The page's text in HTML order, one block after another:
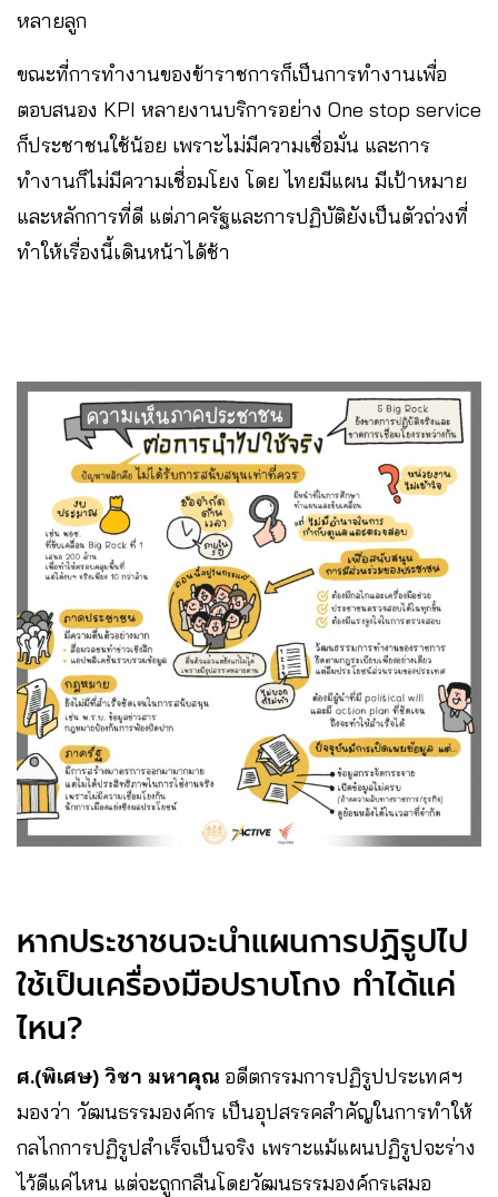
หลายลูก
ขณะที่การทำงานของข้าราชการก็เป็นการทำงานเพื่อ
ตอบสนอง KPI หลายงานบริการอย่าง One stop service
ก็ประชาชนใช้น้อย เพราะไม่มีความเชื่อมั่น และการ
ทำงานก็ไม่มีความเชื่อมโยง โดย ไทยมีแผน มีเป้าหมาย
และหลักการที่ดี แต่ภาครัฐและการปฏิบัติยังเป็นตัวถ่วงที่
ทำให้เรื่องนี้เดินหน้าได้ช้า
หากประชาชนจะนำแผนการปฏิรูปไป
ใช้เป็นเครื่องมือปราบโกง ทำได้แค่
ไหน?
ศ.(พิเศษ) วิชา มหาคุณ อดีตกรรมการปฏิรูปประเทศฯ
มองว่า วัฒนธรรมองค์กร เป็นอุปสรรคสำคัญในการทำให้
กลไกการปฏิรูปสำเร็จเป็นจริง เพราะแม้แผนปฏิรูปจะร่าง
ไว้ดีแค่ไหน แต่จะถูกกลืนโดยวัฒนธรรมองค์กรเสมอ